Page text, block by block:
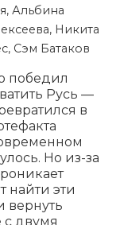
Альбина
Никита
Сэм Батаков
победил
Русь —
в
Но из-за
найти эти
вернуть
с двумя